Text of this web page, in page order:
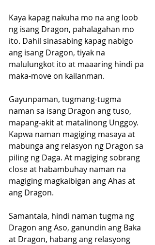
Kaya kapag nakuha mo na ang loob
ng isang Dragon, pahalagahan mo
ito. Dahil sinasabing kapag nabigo
ang isang Dragon, tiyak na
malulungkot ito at maaaring hindi pa
maka-move on kailanman.
Gayunpaman, tugmang-tugma
naman sa isang Dragon ang tuso,
mapang-akit at matalinong Unggoy.
Kapwa naman magiging masaya at
mabunga ang relasyon ng Dragon sa
piling ng Daga. At magiging sobrang
close at habambuhay naman na
magiging magkaibigan ang Ahas at
ang Dragon.
Samantala, hindi naman tugma ng
Dragon ang Aso, ganundin ang Baka
at Dragon, habang ang relasyong